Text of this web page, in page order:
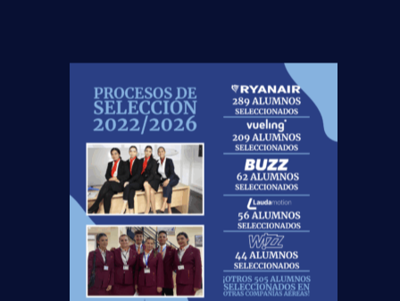
Nuevas rutas en España y por qué la aviación
te busca en 2026
Leer más
El Aeropuerto de Madrid-Barajas supera los 6
millones de pasajeros en mayo: ¿qué significa